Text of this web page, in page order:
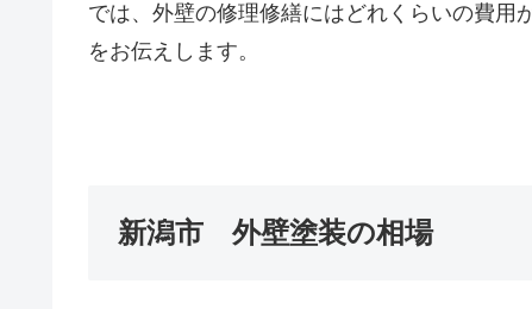
では、外壁の修理修繕にはどれくらいの費用
をお伝えします。
新潟市 外壁塗装の相場